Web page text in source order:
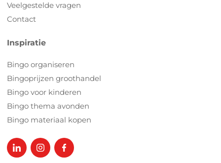
Veelgestelde vragen
Contact
Inspiratie
Bingo organiseren
Bingoprijzen groothandel
Bingo voor kinderen
Bingo thema avonden
Bingo materiaal kopen